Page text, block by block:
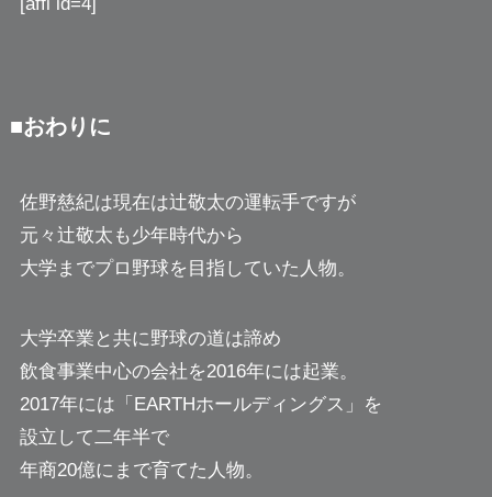
■おわりに
佐野慈紀は現在は辻敬太の運転手ですが
元々辻敬太も少年時代から
大学までプロ野球を目指していた人物。
大学卒業と共に野球の道は諦め
飲食事業中心の会社を2016年には起業。
2017年には「EARTHホールディングス」を
設立して二年半で
年商20億にまで育てた人物。